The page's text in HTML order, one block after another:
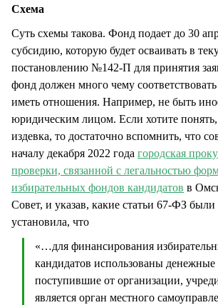
Схема
Суть схемы такова. Фонд подает до 30
субсидию, которую будет осваивать в
постановлению №142-П для принятия
фонд должен много чему
иметь отношения. Например, не быть
юридическим лицом. Если хотите понять,
издевка, то достаточно вспомнить, что
началу декабря 2022 года городская
проверки, связанной с легальностью
избирательных фондов кандидатов в
Совет, и указав, какие статьи 67-ФЗ
установила, что
«…для финансирования
кандидатов использованы денежные
поступившие от организации,
является орган местного